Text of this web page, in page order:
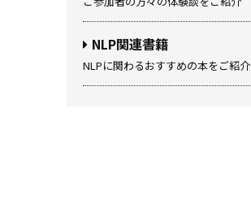
NLP関連書籍
NLPに関わるおすすめの本をご紹介